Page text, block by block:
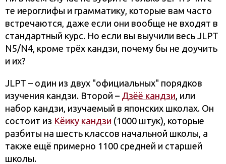
те иероглифы и грамматику, которые вам часто
встречаются, даже если они вообще не входят в
стандартный курс. Но если вы выучили весь JLPT
N5/N4, кроме трёх кандзи, почему бы не доучить
и их?
JLPT – один из двух "официальных" порядков
изучения кандзи. Второй – Дзёё кандзи , или
набор кандзи, изучаемый в японских школах. Он
состоит из Кёику кандзи (1000 штук), которые
разбиты на шесть классов начальной школы, а
также ещё примерно 1100 средней и старшей
школы.